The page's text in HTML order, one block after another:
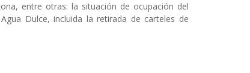
entre otras: la situación de ocupación del
Dulce, incluida la retirada de carteles de